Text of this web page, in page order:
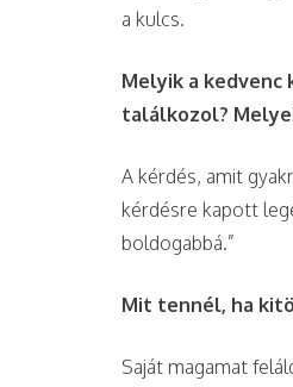
a kulcs.
Melyik a
találkozol?
A kérdés, amit
kérdésre kapott
boldogabbá.”
Mit tennél, ha
Saját magamat